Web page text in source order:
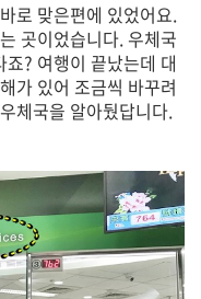
로 맞은편에 있었어요.
곳이었습니다. 우체국
? 여행이 끝났는데 대
가 있어 조금씩 바꾸려
체국을 알아뒀답니다.